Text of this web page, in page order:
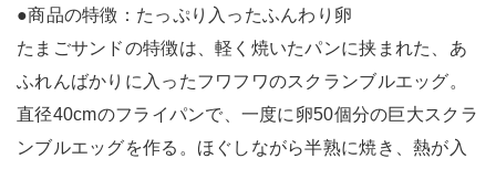
●商品の特徴：たっぷり入ったふんわり卵
たまごサンドの特徴は、軽く焼いたパンに挟まれた、あ
ふれんばかりに入ったフワフワのスクランブルエッグ。
直径40cmのフライパンで、一度に卵50個分の巨大スクラ
ンブルエッグを作る。ほぐしながら半熟に焼き、熱が入